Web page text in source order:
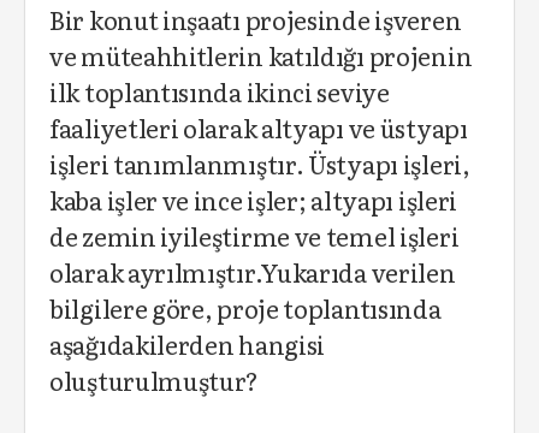
Bir konut inşaatı projesinde işveren
ve müteahhitlerin katıldığı projenin
ilk toplantısında ikinci seviye
faaliyetleri olarak altyapı ve üstyapı
işleri tanımlanmıştır. Üstyapı işleri,
kaba işler ve ince işler; altyapı işleri
de zemin iyileştirme ve temel işleri
olarak ayrılmıştır.Yukarıda verilen
bilgilere göre, proje toplantısında
aşağıdakilerden hangisi
oluşturulmuştur?